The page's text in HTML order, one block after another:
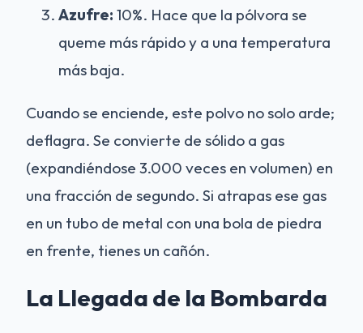
Azufre: 10%. Hace que la pólvora se
queme más rápido y a una temperatura
más baja.
Cuando se enciende, este polvo no solo arde;
deflagra. Se convierte de sólido a gas
(expandiéndose 3.000 veces en volumen) en
una fracción de segundo. Si atrapas ese gas
en un tubo de metal con una bola de piedra
en frente, tienes un cañón.
La Llegada de la Bombarda